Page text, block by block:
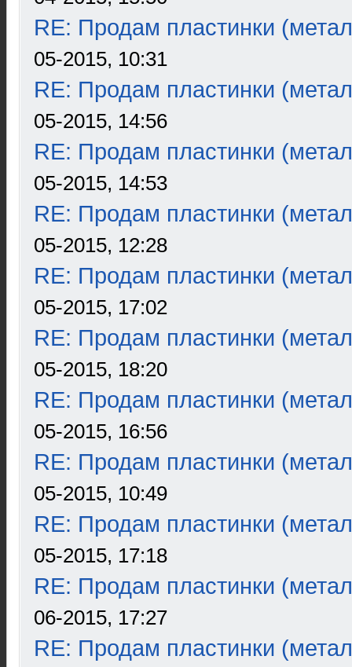
RE: Продам пластинки
05-2015, 10:31
RE: Продам пластинки
05-2015, 14:56
RE: Продам пластинки
05-2015, 14:53
RE: Продам пластинки
05-2015, 12:28
RE: Продам пластинки
05-2015, 17:02
RE: Продам пластинки
05-2015, 18:20
RE: Продам пластинки
05-2015, 16:56
RE: Продам пластинки
05-2015, 10:49
RE: Продам пластинки
05-2015, 17:18
RE: Продам пластинки
06-2015, 17:27
RE: Продам пластинки